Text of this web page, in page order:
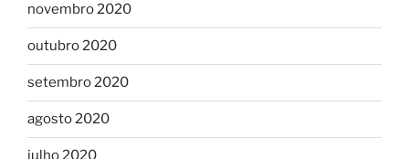
novembro 2020
outubro 2020
setembro 2020
agosto 2020
julho 2020